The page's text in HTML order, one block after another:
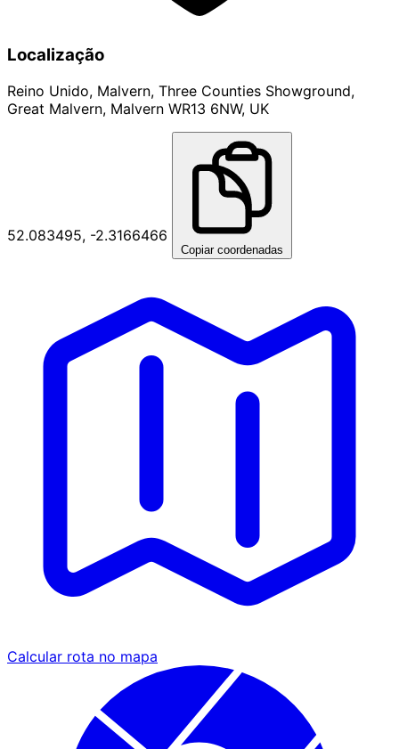
Localização
Reino Unido, Malvern, Three Counties Showground,
Great Malvern, Malvern WR13 6NW, UK
52.083495, -2.3166466
Copiar coordenadas
Calcular rota no mapa